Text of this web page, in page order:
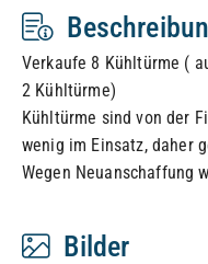
Verkaufe 8 Kühltürme (
2 Kühltürme)
Kühltürme sind von der
wenig im Einsatz, daher
Wegen Neuanschaffung
Bilder